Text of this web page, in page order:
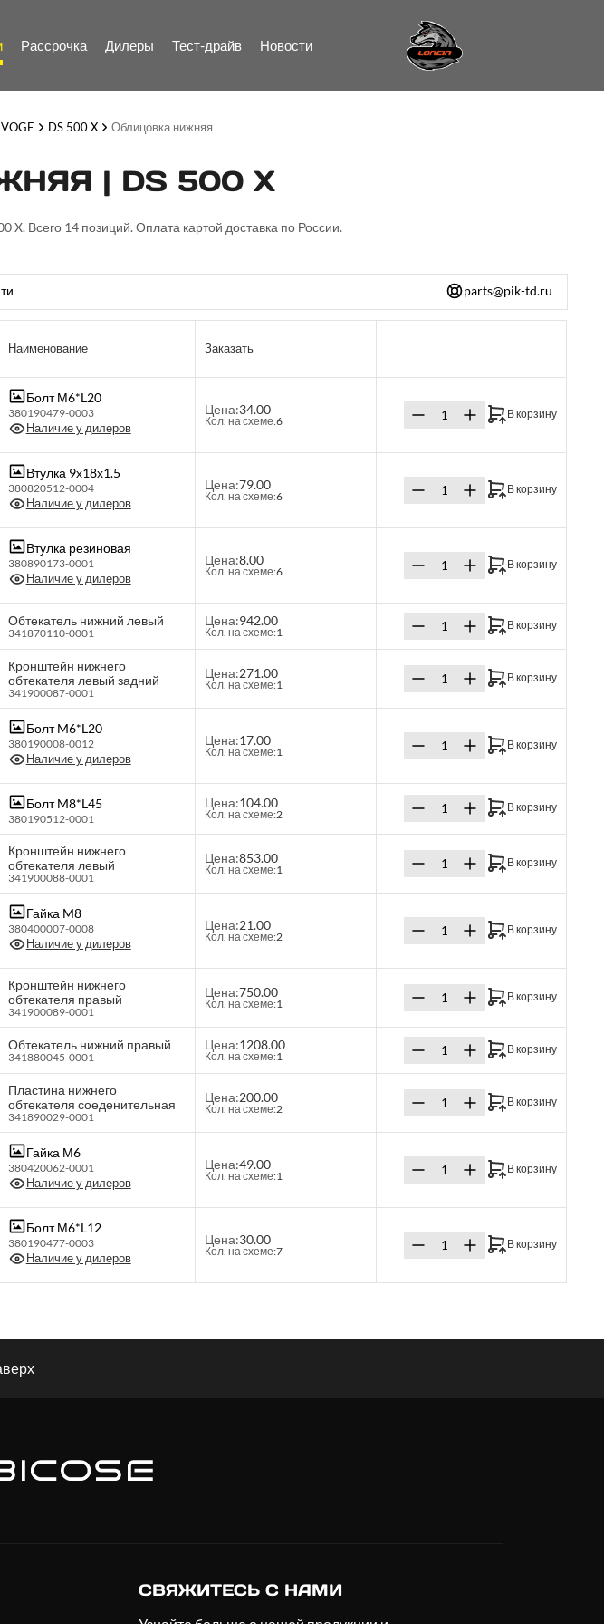
Рассрочка Дилеры Тест-драйв Новости
DS 500 X Облицовка нижняя
| DS 500 X
X. Всего 14 позиций. Оплата картой доставка по России.
parts@pik-td.ru
Наименование Заказать
Болт М6*L20
380190479-0003
Наличие у дилеров
Цена:34.00
Кол. на схеме:6
В корзину
Втулка 9х18х1.5
380820512-0004
Наличие у дилеров
Цена:79.00
Кол. на схеме:6
В корзину
Втулка резиновая
380890173-0001
Наличие у дилеров
Цена:8.00
Кол. на схеме:6
В корзину
Обтекатель нижний левый
341870110-0001
Цена:942.00
Кол. на схеме:1
В корзину
Кронштейн нижнего
обтекателя левый задний
341900087-0001
Цена:271.00
Кол. на схеме:1
В корзину
Болт M6*L20
380190008-0012
Наличие у дилеров
Цена:17.00
Кол. на схеме:1
В корзину
Болт M8*L45
380190512-0001
Цена:104.00
Кол. на схеме:2
В корзину
Кронштейн нижнего
обтекателя левый
341900088-0001
Цена:853.00
Кол. на схеме:1
В корзину
Гайка M8
380400007-0008
Наличие у дилеров
Цена:21.00
Кол. на схеме:2
В корзину
Кронштейн нижнего
обтекателя правый
341900089-0001
Цена:750.00
Кол. на схеме:1
В корзину
Обтекатель нижний правый
341880045-0001
Цена:1208.00
Кол. на схеме:1
В корзину
Пластина нижнего
обтекателя соеденительная
341890029-0001
Цена:200.00
Кол. на схеме:2
В корзину
Гайка М6
380420062-0001
Наличие у дилеров
Цена:49.00
Кол. на схеме:1
В корзину
Болт М6*L12
380190477-0003
Наличие у дилеров
Цена:30.00
Кол. на схеме:7
В корзину
СВЯЖИТЕСЬ С НАМИ